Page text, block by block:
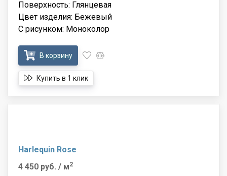
Поверхность: Глянцевая
Цвет изделия: Бежевый
С рисунком: Моноколор
В корзину
Купить в 1 клик
Harlequin Rose
4 450 руб. / м2